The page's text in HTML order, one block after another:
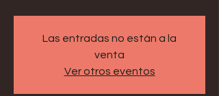
Las entradas no están a la
venta
Ver otros eventos